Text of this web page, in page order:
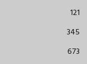
121
345
673